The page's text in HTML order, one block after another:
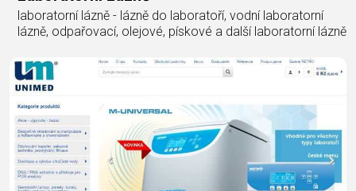
laboratorní lázně - lázně do laboratoří, vodní laboratorní
lázně, odpařovací, olejové, pískové a další laboratorní lázně